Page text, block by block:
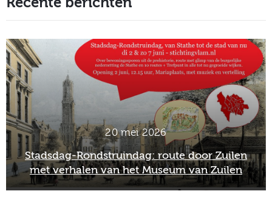
20 mei 2026
Stadsdag-Rondstruindag: route door Zuilen
met verhalen van het Museum van Zuilen